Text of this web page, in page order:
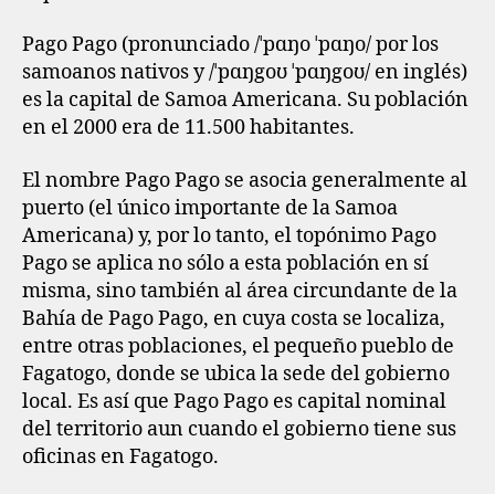
Pago Pago (pronunciado /ˈpɑŋo ˈpɑŋo/ por los
samoanos nativos y /ˈpɑŋgoʊ ˈpɑŋgoʊ/ en inglés)
es la capital de Samoa Americana. Su población
en el 2000 era de 11.500 habitantes.
El nombre Pago Pago se asocia generalmente al
puerto (el único importante de la Samoa
Americana) y, por lo tanto, el topónimo Pago
Pago se aplica no sólo a esta población en sí
misma, sino también al área circundante de la
Bahía de Pago Pago, en cuya costa se localiza,
entre otras poblaciones, el pequeño pueblo de
Fagatogo, donde se ubica la sede del gobierno
local. Es así que Pago Pago es capital nominal
del territorio aun cuando el gobierno tiene sus
oficinas en Fagatogo.